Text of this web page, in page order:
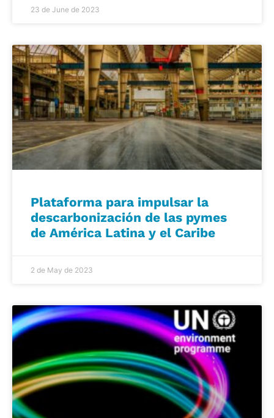
23 de June de 2023
Plataforma para impulsar la
descarbonización de las pymes
de América Latina y el Caribe
2 de May de 2023